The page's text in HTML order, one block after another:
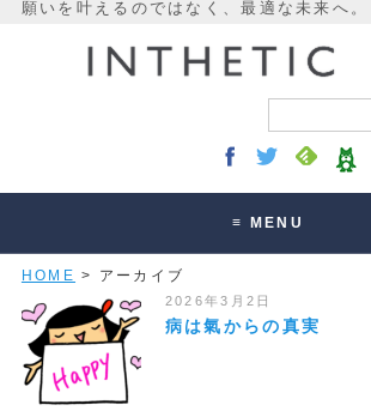
≡ MENU
講座・セッション
HOME > アーカイブ
2026年3月2日
病は氣からの真実